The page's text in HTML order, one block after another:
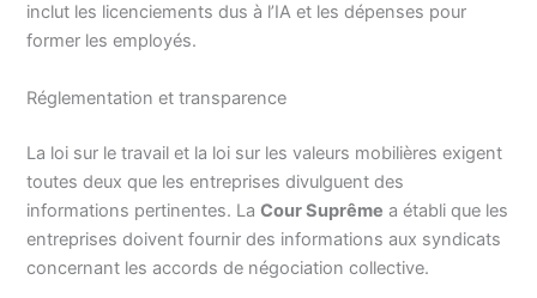
inclut les licenciements dus à l’IA et les dépenses pour
former les employés.
Réglementation et transparence
La loi sur le travail et la loi sur les valeurs mobilières exigent
toutes deux que les entreprises divulguent des
informations pertinentes. LaCour Suprême a établi que les
entreprises doivent fournir des informations aux syndicats
concernant les accords de négociation collective.